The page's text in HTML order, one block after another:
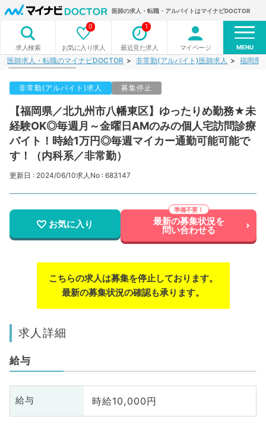
医師の求人・転職・アルバイトはマイナビDOCTOR
求人検索 お気に入り求人
0
最近見た求人
1
マイページ MENU
医師求人・転職のマイナビDOCTOR 非常勤(アルバイト)医師求人 福岡県
非常勤(アルバイト)求人 募集停止
【福岡県／北九州市八幡東区】ゆったりめ勤務★未
経験OK◎毎週月～金曜日AMのみの個人宅訪問診療
バイト！時給1万円◎毎週マイカー通勤可能可能で
す！（内科系／非常勤）
更新日 : 2024/06/10求人No : 683147
お気に入り 最新の募集状況を
問い合わせる
こちらの求人は募集を停止しております。
最新の募集状況の確認も承ります。
求人詳細
給与
給与 時給10,000円